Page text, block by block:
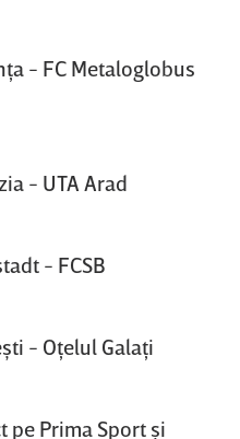
- FC Metaloglobus
- UTA Arad
- FCSB
- Oţelul Galaţi
pe Prima Sport şi